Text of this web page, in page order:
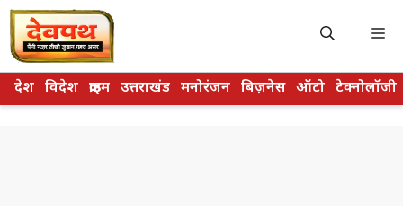
Skip
to
content
देश विदेश क्राइम उत्तराखंड मनोरंजन बिज़नेस ऑटो टेक्नोलॉजी